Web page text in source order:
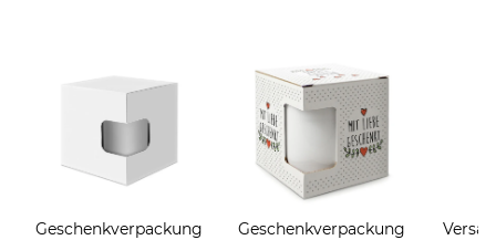
Geschenkverpackung
Geschenkverpackung